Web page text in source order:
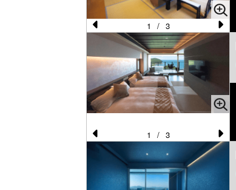
s
Pr
e
vi
o
u
s
N
1 / 3
Pr
e
vi
N
1 / 3